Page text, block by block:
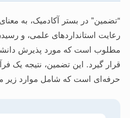
“تضمین” در بستر آکادمیک، به
رعایت استانداردهای علمی، و
مطلوب است که مورد پذیرش
قرار گیرد. این تضمین، نتیجه یک
حرفه‌ای است که شامل موارد زیر